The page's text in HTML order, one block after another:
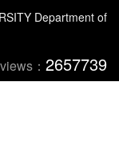
Department of
： 2657739